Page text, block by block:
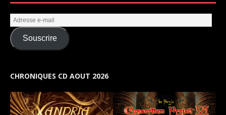
Souscrire
CHRONIQUES CD AOUT 2026